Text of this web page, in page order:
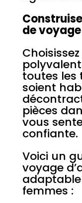
de
toutes les
soient
pièces
vous
confiante.
Voici un
voyage
femmes :